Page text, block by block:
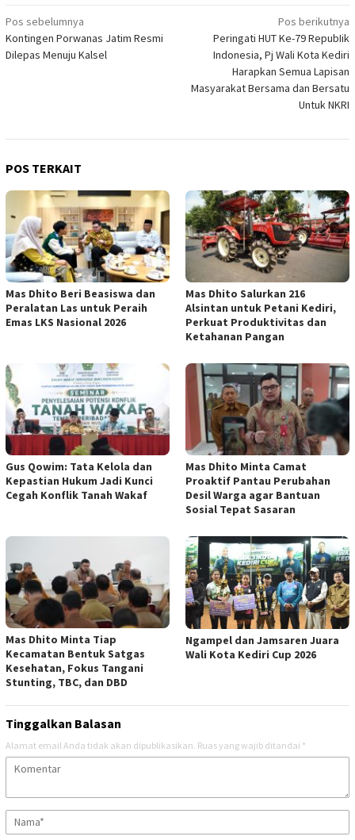
Navigasi
pos
Pos sebelumnya
Kontingen Porwanas Jatim Resmi
Dilepas Menuju Kalsel
Pos berikutnya
Peringati HUT Ke-79 RepubIik
Indonesia, Pj Wali Kota Kediri
Harapkan Semua Lapisan
Masyarakat Bersama dan Bersatu
Untuk NKRI
POS TERKAIT
Mas Dhito Beri Beasiswa dan
Peralatan Las untuk Peraih
Emas LKS Nasional 2026
Mas Dhito Salurkan 216
Alsintan untuk Petani Kediri,
Perkuat Produktivitas dan
Ketahanan Pangan
Gus Qowim: Tata Kelola dan
Kepastian Hukum Jadi Kunci
Cegah Konflik Tanah Wakaf
Mas Dhito Minta Camat
Proaktif Pantau Perubahan
Desil Warga agar Bantuan
Sosial Tepat Sasaran
Mas Dhito Minta Tiap
Kecamatan Bentuk Satgas
Kesehatan, Fokus Tangani
Stunting, TBC, dan DBD
Ngampel dan Jamsaren Juara
Wali Kota Kediri Cup 2026
Tinggalkan Balasan
Alamat email Anda tidak akan dipublikasikan. Ruas yang wajib ditandai *